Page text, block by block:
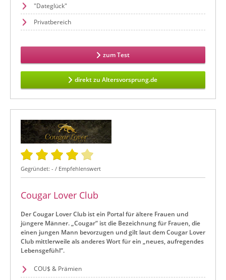
"Dateglück"
Privatbereich
zum Test
direkt zu Altersvorsprung.de
Gegründet: - / Empfehlenswert
Cougar Lover Club
Der Cougar Lover Club ist ein Portal für ältere Frauen und
jüngere Männer. „Cougar“ ist die Bezeichnung für Frauen, die
einen jungen Mann bevorzugen und gilt laut dem Cougar Lover
Club mittlerweile als anderes Wort für ein „neues, aufregendes
Lebensgefühl“.
COU$ & Prämien